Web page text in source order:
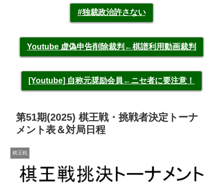
#独裁政治許さない
Youtube 虚偽申告削除裁判←棋譜利用動画裁判
[Youtube] 自称元奨励会員←ニセ者に要注意！
第51期(2025) 棋王戦・挑戦者決定トーナ
メント表＆対局日程
棋王戦